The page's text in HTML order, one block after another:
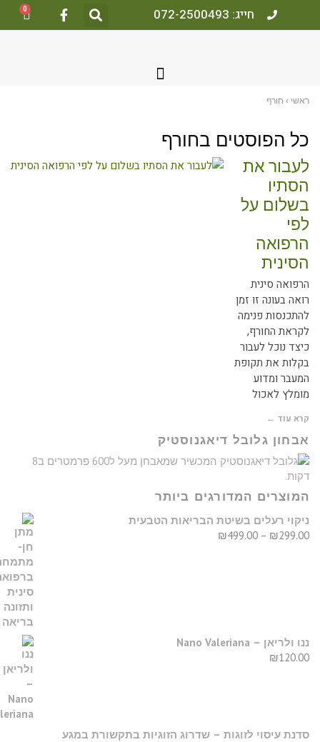
חייג: 072-2500493
ראשי › חורף
כל הפוסטים ב חורף
לעבור את
הסתיו
בשלום על
לפי
הרפואה
הסינית
הרפואה סינית
רואה בעונה זו זמן
להתכנסות פנימה
לקראת החורף,
כיצד נוכל לעבור
בקלות את תקופת
המעבר ומדוע
מומלץ לאכול
קרא עוד ←
אבחון גלובל דיאגנוסטיק
המוצרים המדורגים ביותר
ניקוי רעלים בשיטת הבריאות הטבעית
₪299.00
–
₪499.00
ננו ולריאן – Nano Valeriana
₪120.00
סדנת עיסוי לזוגות – שדרוג הזוגיות בתקשורת במגע